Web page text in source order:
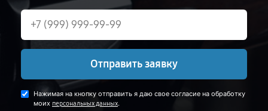
Отправить заявку
Нажимая на кнопку отправить я даю свое согласие на обработку
моих персональных данных.